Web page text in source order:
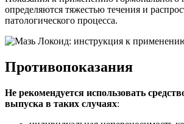
определяются тяжестью течения и
патологического процесса.
Противопоказания
Не рекомендуется использовать
выпуска в таких случаях: